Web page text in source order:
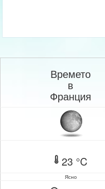
Времето
в
Франция
23 °C
Ясно